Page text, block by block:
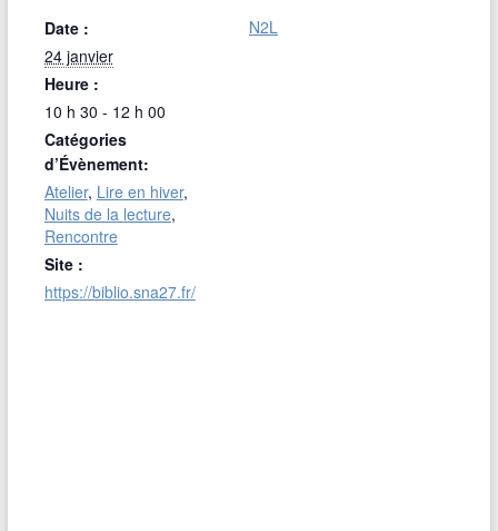
Date :
24 janvier
Heure :
10 h 30 - 12 h 00
Catégories
d’Évènement:
Atelier, Lire en hiver,
Nuits de la lecture,
Rencontre
Site :
https://biblio.sna27.fr/
N2L